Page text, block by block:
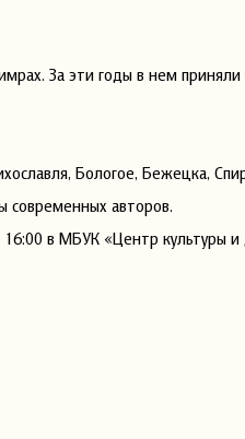
За эти годы в нем приняли
Бологое, Бежецка,
современных авторов.
в МБУК «Центр культуры и